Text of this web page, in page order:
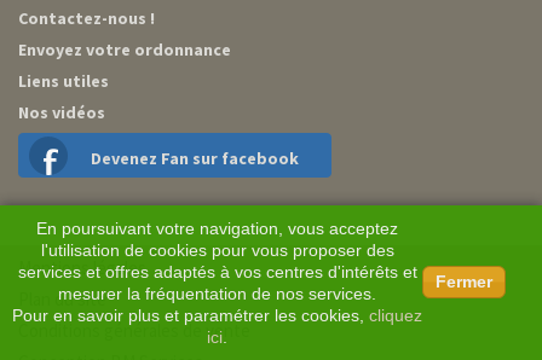
Contactez-nous !
Envoyez votre ordonnance
Liens utiles
Nos vidéos
Devenez Fan sur facebook
En poursuivant votre navigation, vous acceptez
l'utilisation de cookies pour vous proposer des
services et offres adaptés à vos centres d'intérêts et
mesurer la fréquentation de nos services.
Pour en savoir plus et paramétrer les cookies, cliquez
ici
Fermer
Mentions légales
Plan du site
Conditions générales de vente